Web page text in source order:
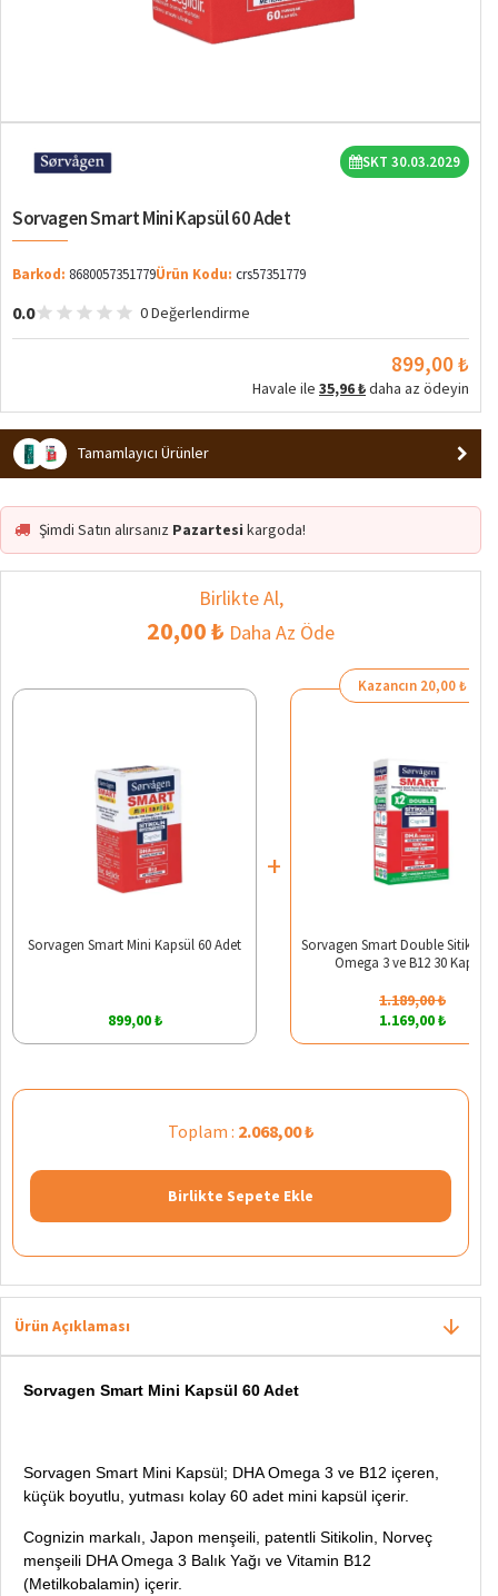
SKT 30.03.2029
Sorvagen Smart Mini Kapsül 60 Adet
Barkod: 8680057351779Ürün Kodu: crs57351779
0.0 0 Değerlendirme
899,00 ₺
Havale ile 35,96 ₺daha az ödeyin
Tamamlayıcı Ürünler
Şimdi Satın alırsanız Pazartesi kargoda!
Birlikte Al,
20,00 ₺ Daha Az Öde
Sorvagen Smart Mini Kapsül 60 Adet
899,00 ₺
+
Kazancın 20,00 ₺
Sorvagen Smart Double Sitikolin
Omega 3 ve B12 30 Kapsül
1.189,00 ₺
1.169,00 ₺
Toplam : 2.068,00 ₺
Birlikte Sepete Ekle
Ürün Açıklaması
Sorvagen Smart Mini Kapsül 60 Adet
Sorvagen Smart Mini Kapsül; DHA Omega 3 ve B12 içeren,
küçük boyutlu, yutması kolay 60 adet mini kapsül içerir.
Cognizin markalı, Japon menşeili, patentli Sitikolin, Norveç
menşeili DHA Omega 3 Balık Yağı ve Vitamin B12
(Metilkobalamin) içerir.